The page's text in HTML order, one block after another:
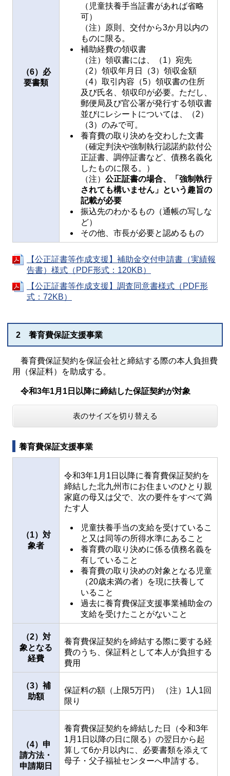
（6）必
要書類
（児童扶養手当証書があれば省略
可）
（注）原則、交付から3か月以内の
ものに限る。
補助経費の領収書
（注）領収書には、（1）宛先
（2）領収年月日（3）領収金額
（4）取引内容（5）領収書の住所
及び氏名、領収印が必要。ただし、
郵便局及び官公署が発行する領収書
並びにレシートについては、（2）
（3）のみで可。
養育費の取り決めを交わした文書
（確定判決や強制執行認諾約款付公
正証書、調停証書など、債務名義化
したものに限る。）
（注）公正証書の場合、「強制執行
されても構いません」という趣旨の
記載が必要
振込先のわかるもの（通帳の写しな
ど）
その他、市長が必要と認めるもの
【公正証書等作成支援】補助金交付申請書（実績報
告書）様式（PDF形式：120KB）
【公正証書等作成支援】調査同意書様式（PDF形
式：72KB）
2 養育費保証支援事業
養育費保証契約を保証会社と締結する際の本人負担費
用（保証料）を助成する。
令和3年1月1日以降に締結した保証契約が対象
表のサイズを切り替える
養育費保証支援事業
（1）対
象者
令和3年1月1日以降に養育費保証契約を
締結した北九州市にお住まいのひとり親
家庭の母又は父で、次の要件をすべて満
たす人
児童扶養手当の支給を受けているこ
と又は同等の所得水準にあること
養育費の取り決めに係る債務名義を
有していること
養育費の取り決めの対象となる児童
（20歳未満の者）を現に扶養して
いること
過去に養育費保証支援事業補助金の
支給を受けたことがないこと
（2）対
象となる
経費
養育費保証契約を締結する際に要する経
費のうち、保証料として本人が負担する
費用
（3）補
助額
保証料の額（上限5万円） （注）1人1回
限り
（4）申
請方法・
申請期日
養育費保証契約を締結した日（令和3年
1月1日以降の日に限る）の翌日から起
算して6か月以内に、必要書類を添えて
母子・父子福祉センターへ申請する。